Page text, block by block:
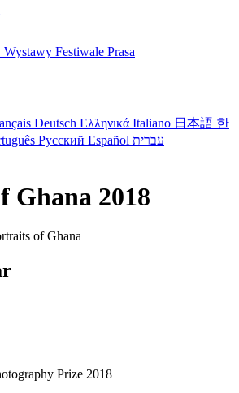
Wystawy Festiwale Prasa
Deutsch Ελληνικά Italiano 日本語 한
Русский Español עברית
Ghana 2018
of Ghana
Prize 2018